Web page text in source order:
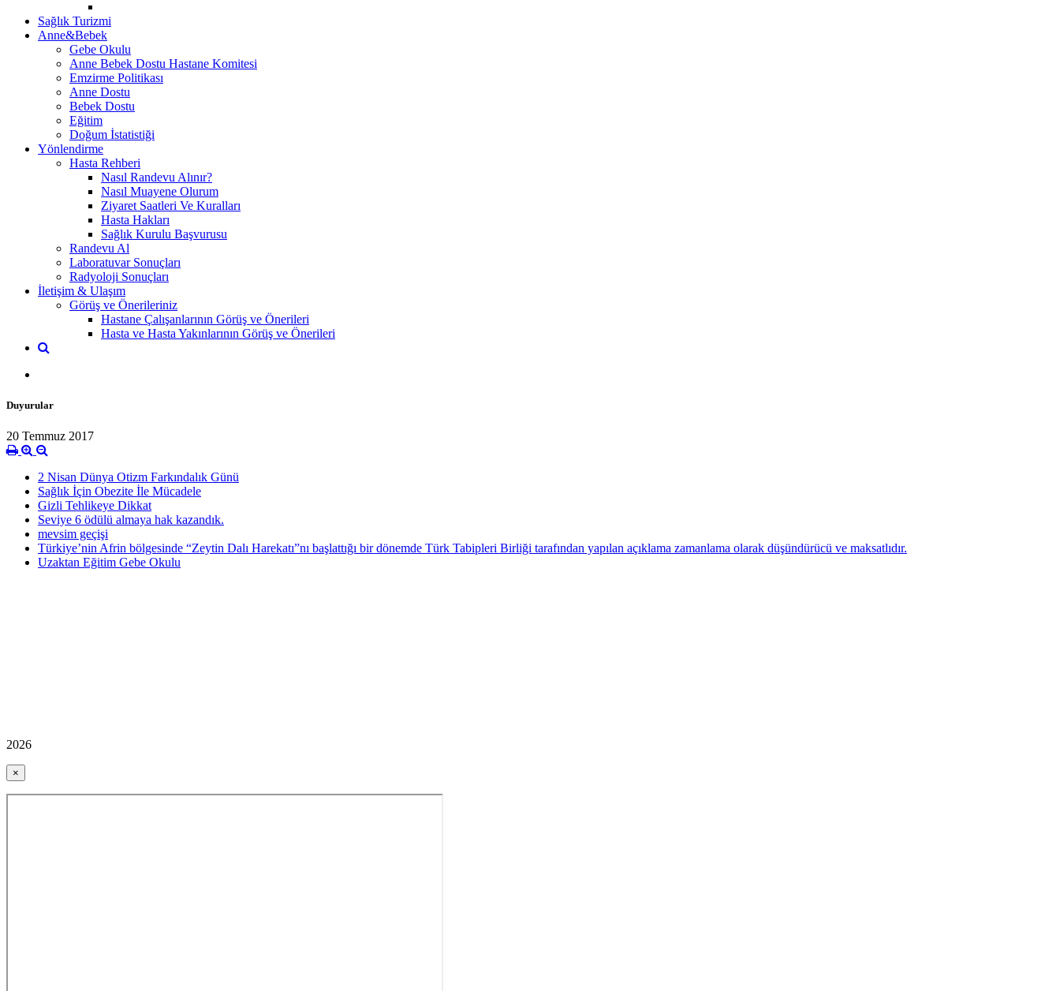
Sağlık Turizmi
Anne&Bebek
Gebe Okulu
Anne Bebek Dostu Hastane Komitesi
Emzirme Politikası
Anne Dostu
Bebek Dostu
Eğitim
Doğum İstatistiği
Yönlendirme
Hasta Rehberi
Nasıl Randevu Alınır?
Nasıl Muayene Olurum
Ziyaret Saatleri Ve Kuralları
Hasta Hakları
Sağlık Kurulu Başvurusu
Randevu Al
Laboratuvar Sonuçları
Radyoloji Sonuçları
İletişim & Ulaşım
Görüş ve Önerileriniz
Hastane Çalışanlarının Görüş ve Önerileri
Hasta ve Hasta Yakınlarının Görüş ve Önerileri
Duyurular
20 Temmuz 2017
2 Nisan Dünya Otizm Farkındalık Günü
Sağlık İçin Obezite İle Mücadele
Gizli Tehlikeye Dikkat
Seviye 6 ödülü almaya hak kazandık.
mevsim geçişi
Türkiye’nin Afrin bölgesinde “Zeytin Dalı Harekatı”nı başlattığı bir dönemde Türk Tabipleri Birliği tarafından yapılan açıklama zamanlama olarak düşündürücü ve maksatlıdır.
Uzaktan Eğitim Gebe Okulu
2026
×